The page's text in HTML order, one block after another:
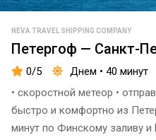
NEVA TRAVEL SHIPPING COMPANY
Петергоф — Санкт-
0/5
Днем • 40 минут
• скоростной метеор •
быстро и комфортно из
минут по Финскому заливу и
Ярославово
Дворище
Ялта
Адмиралтейская